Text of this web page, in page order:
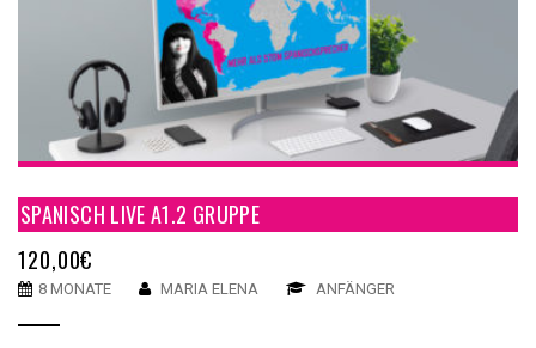
SPANISCH LIVE A1.2 GRUPPE
120,00€
8 MONATE MARIA ELENA ANFÄNGER